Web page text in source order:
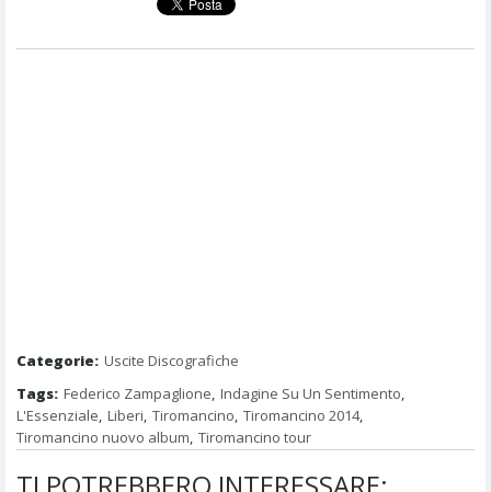
Categorie: Uscite Discografiche
Tags: Federico Zampaglione, Indagine Su Un Sentimento,
L'Essenziale, Liberi, Tiromancino, Tiromancino 2014,
Tiromancino nuovo album, Tiromancino tour
TI POTREBBERO INTERESSARE: